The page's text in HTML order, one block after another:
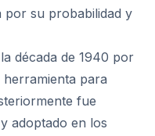
por su probabilidad y
década de 1940 por
herramienta para
fue
adoptado en los